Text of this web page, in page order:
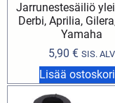
Jarrunestesäiliö
Derbi, Aprilia,
Yamaha
5,90 € SIS. ALV
Lisää